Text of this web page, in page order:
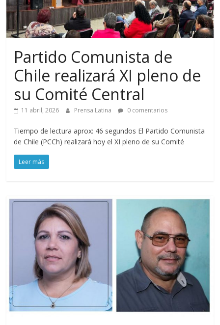
Partido Comunista de
Chile realizará XI pleno de
su Comité Central
11 abril, 2026 Prensa Latina 0 comentarios
Tiempo de lectura aprox: 46 segundos El Partido Comunista
de Chile (PCCh) realizará hoy el XI pleno de su Comité
Leer más